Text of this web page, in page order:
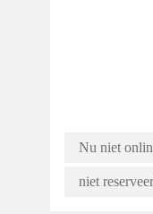
Nu niet
niet